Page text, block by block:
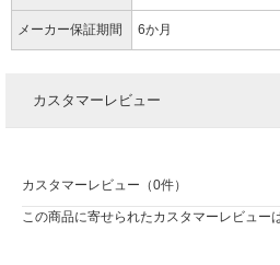
メーカー保証期間 6か月
カスタマーレビュー
カスタマーレビュー（0件）
この商品に寄せられたカスタマーレビュー